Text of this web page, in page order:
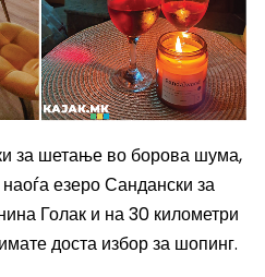
за шетање во борова шума,
езеро Сандански за
Голак и на 30 километри
доста избор за шопинг.